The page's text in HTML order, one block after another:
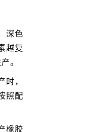
深色
越复
。
时，
照配
橡胶